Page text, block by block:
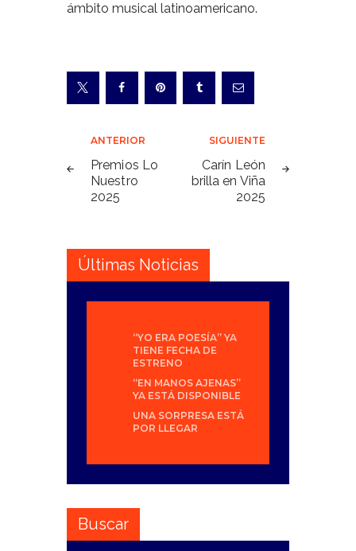
ámbito musical latinoamericano.
Navegación
de
entradas
ANTERIOR
Premios Lo
Nuestro
2025
SIGUIENTE
Carín León
brilla en Viña
2025
Últimas Noticias
“YO ERA POESÍA” YA
TIENE FECHA DE
ESTRENO
“EN MANOS AJENAS”
YA ESTÁ DISPONIBLE
UNA SORPRESA ESTÁ
POR LLEGAR
Buscar